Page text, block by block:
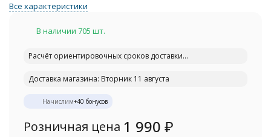
Все характеристики
В наличии 705 шт.
Расчёт ориентировочных сроков доставки...
Доставка магазина: Вторник 11 августа
Начислим+40 бонусов
Розничная цена 1 990 ₽